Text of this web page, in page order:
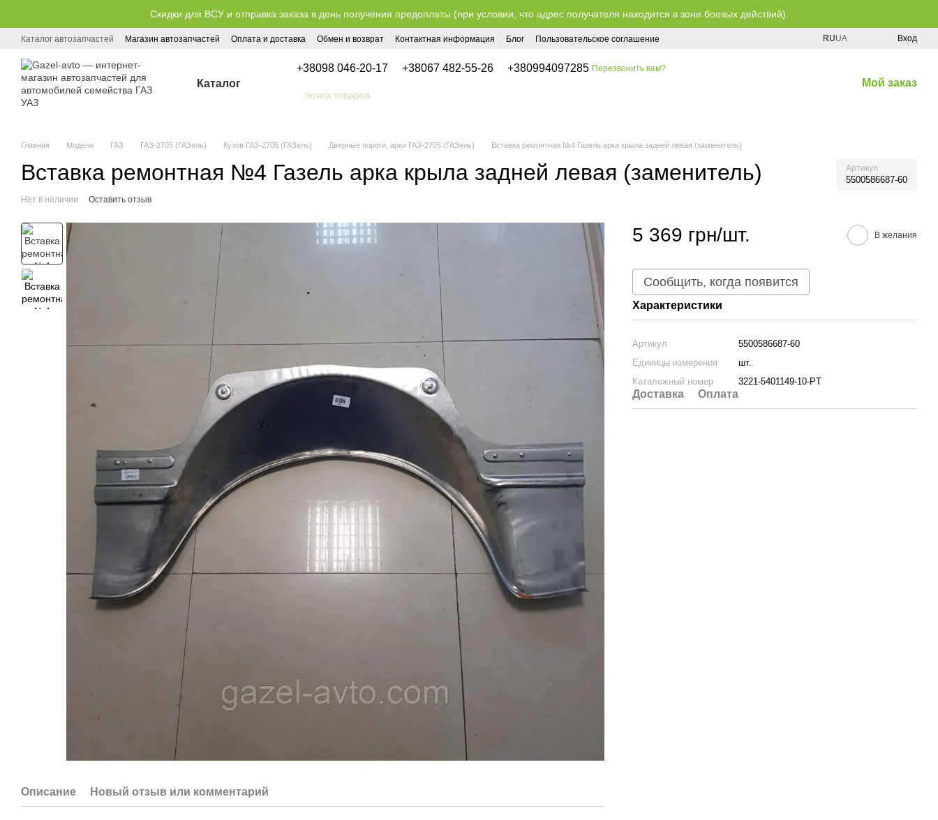
Перейти к основному контентуСкидки для ВСУ и отправка заказа в день получения предоплаты (при условии, что адрес получателя находится в зоне боевых действий).
Каталог автозапчастей Магазин автозапчастей Оплата и доставка Обмен и возврат Контактная информация Блог
Пользовательское соглашение
RUUA Вход
Каталог
+38098 046-20-17 +38067 482-55-26 +380994097285 Перезвонить вам?
Мой заказ
Главная Модели ГАЗ ГАЗ-2705 (ГАЗель) Кузов ГАЗ-2705 (ГАЗель) Дверные пороги, арки ГАЗ-2705 (ГАЗель) Вставка ремонтная №4 Газель арка крыла задней левая (заменитель)
Вставка ремонтная №4 Газель арка крыла задней левая (заменитель) Артикул
5500586687-60
Нет в наличии Оставить отзыв
Описание Новый отзыв или комментарий
5 369 грн/шт. В желания
Сообщить, когда появится
Характеристики
Артикул
5500586687-60
Единицы измерения
шт.
Каталожный номер
3221-5401149-10-PT
Доставка Оплата